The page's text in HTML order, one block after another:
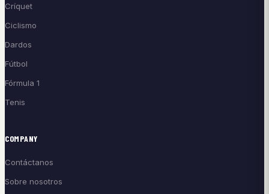
Críquet
Ciclismo
Dardos
Fútbol
Fórmula 1
Tenis
COMPANY
Contáctanos
Sobre nosotros